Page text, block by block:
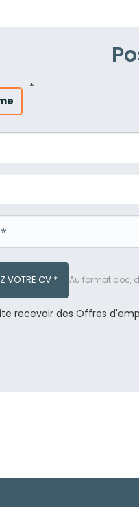
*
VOTRE CV * Au format doc,
recevoir des Offres